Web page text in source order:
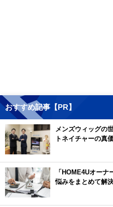
おすすめ記事【PR】
メンズウィッグの
トネイチャーの真
「HOME4Uオー
悩みをまとめて解